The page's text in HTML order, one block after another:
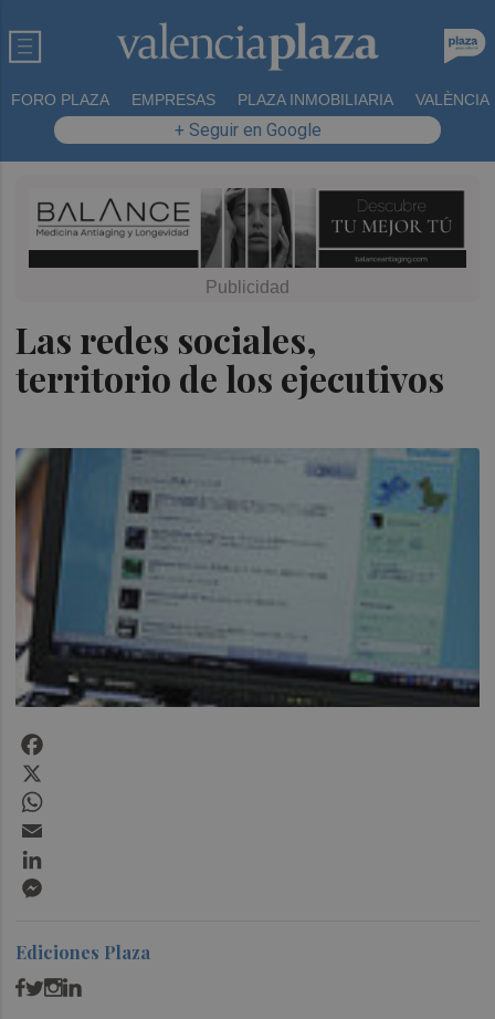
FORO PLAZA EMPRESAS PLAZA INMOBILIARIA VALÈNCIA
+ Seguir en Google
Las redes sociales,
territorio de los ejecutivos
Ediciones Plaza